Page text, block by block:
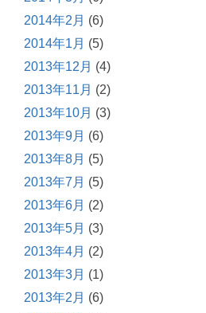
2014年2月 (6)
2014年1月 (5)
2013年12月 (4)
2013年11月 (2)
2013年10月 (3)
2013年9月 (6)
2013年8月 (5)
2013年7月 (5)
2013年6月 (2)
2013年5月 (3)
2013年4月 (2)
2013年3月 (1)
2013年2月 (6)